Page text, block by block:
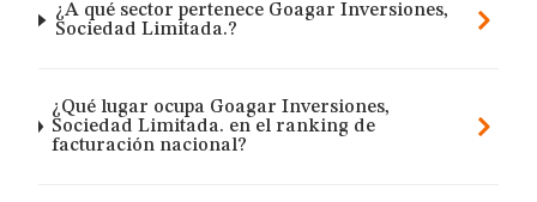
¿A qué sector pertenece Goagar Inversiones,
Sociedad Limitada.?
¿Qué lugar ocupa Goagar Inversiones,
Sociedad Limitada. en el ranking de
facturación nacional?